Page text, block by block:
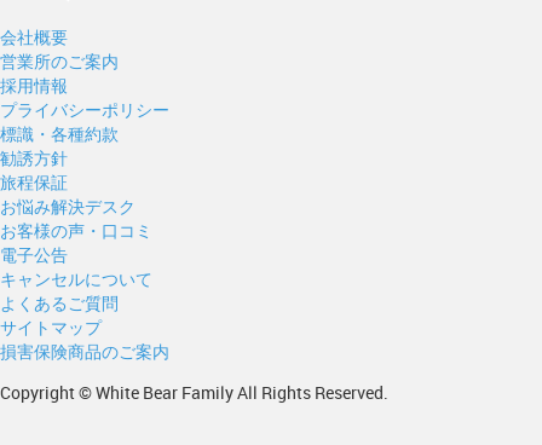
会社概要
営業所のご案内
採用情報
プライバシーポリシー
標識・各種約款
勧誘方針
旅程保証
お悩み解決デスク
お客様の声・口コミ
電子公告
キャンセルについて
よくあるご質問
サイトマップ
損害保険商品のご案内
Copyright © White Bear Family All Rights Reserved.